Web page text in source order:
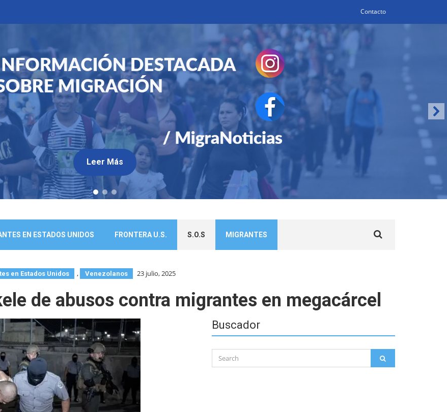
Contacto
Leer Más
EN ESTADOS UNIDOS FRONTERA U.S. S.O.S MIGRANTES
for:
en Estados Unidos , Venezolanos 23 julio, 2025
de abusos contra migrantes en megacárcel
Buscador
for: